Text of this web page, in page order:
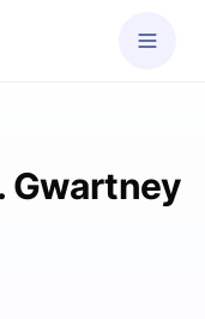
Gwartney